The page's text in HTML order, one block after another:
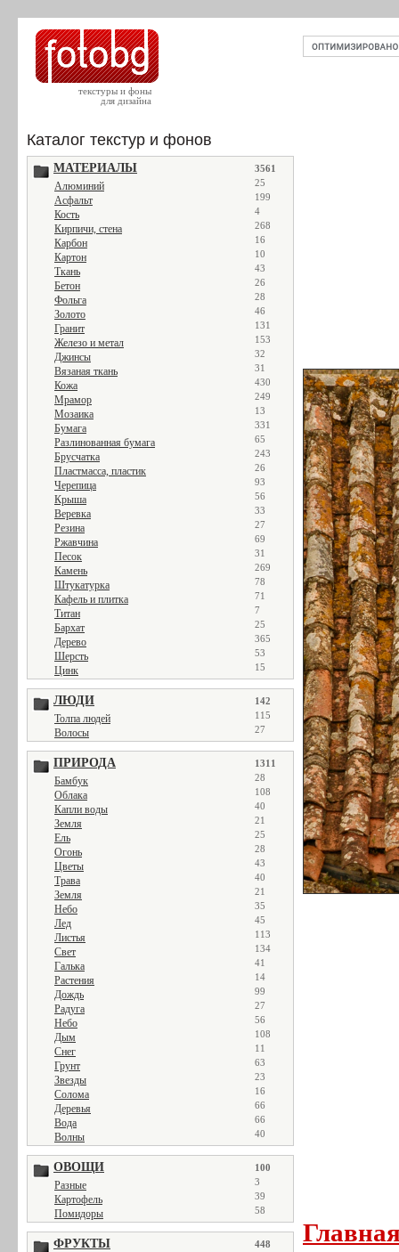
текстуры и фоны
для дизайна
Каталог текстур и фонов
МАТЕРИАЛЫ 3561
Алюминий 25
Асфальт 199
Кость 4
Кирпичи, стена 268
Карбон 16
Картон 10
Ткань 43
Бетон 26
Фольга 28
Золото 46
Гранит 131
Железо и метал 153
Джинсы 32
Вязаная ткань 31
Кожа 430
Мрамор 249
Мозаика 13
Бумага 331
Разлинованная бумага 65
Брусчатка 243
Пластмасса, пластик 26
Черепица 93
Крыша 56
Веревка 33
Резина 27
Ржавчина 69
Песок 31
Камень 269
Штукатурка 78
Кафель и плитка 71
Титан 7
Бархат 25
Дерево 365
Шерсть 53
Цинк 15
ЛЮДИ 142
Толпа людей 115
Волосы 27
ПРИРОДА 1311
Бамбук 28
Облака 108
Капли воды 40
Земля 21
Ель 25
Огонь 28
Цветы 43
Трава 40
Земля 21
Небо 35
Лед 45
Листья 113
Свет 134
Галька 41
Растения 14
Дождь 99
Радуга 27
Небо 56
Дым 108
Снег 11
Грунт 63
Звезды 23
Солома 16
Деревья 66
Вода 66
Волны 40
ОВОЩИ 100
Разные 3
Картофель 39
Помидоры 58
ФРУКТЫ 448